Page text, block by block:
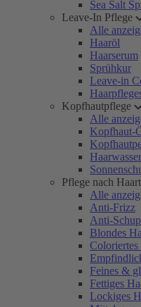
Sea Salt
Leave-In Pflege
Alle
Haaröl
Haarserum
Sprühkur
Leave-in
Kopfhautpflege
Alle
Kopfhaut-
Haarwasser
Pflege nach
Alle
Anti-Frizz
Anti-
Blondes
Coloriertes
Feines &
Fettiges
Lockiges